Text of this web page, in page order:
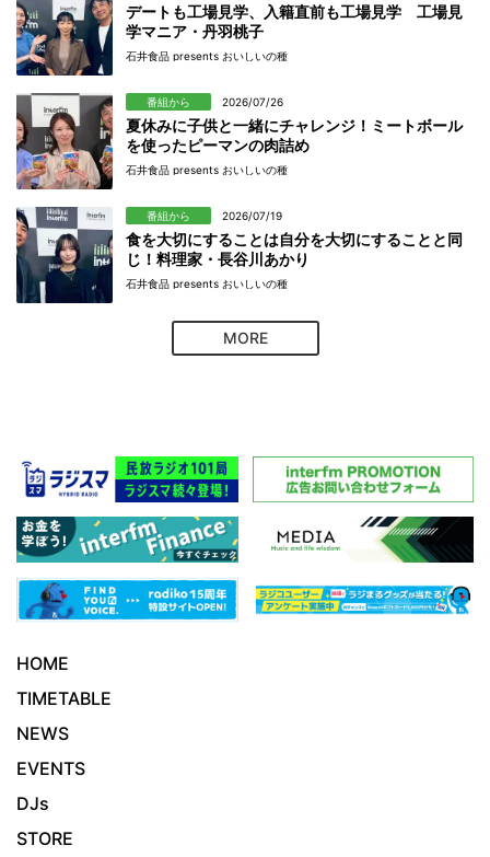
デートも工場見学、入籍直前も工場見学 工場見
学マニア・丹羽桃子
石井食品 presents おいしいの種
番組から 2026/07/26
夏休みに子供と一緒にチャレンジ！ミートボール
を使ったピーマンの肉詰め
石井食品 presents おいしいの種
番組から 2026/07/19
食を大切にすることは自分を大切にすることと同
じ！料理家・長谷川あかり
石井食品 presents おいしいの種
MORE
HOME
TIMETABLE
NEWS
EVENTS
DJs
STORE